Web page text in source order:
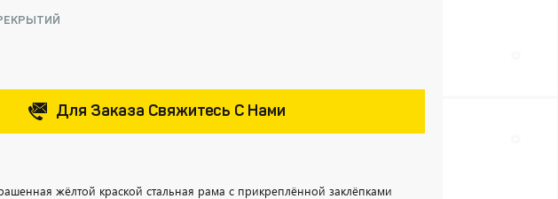
Для Заказа Свяжитесь С Нами
жёлтой краской стальная рама с прикреплённой заклёпками